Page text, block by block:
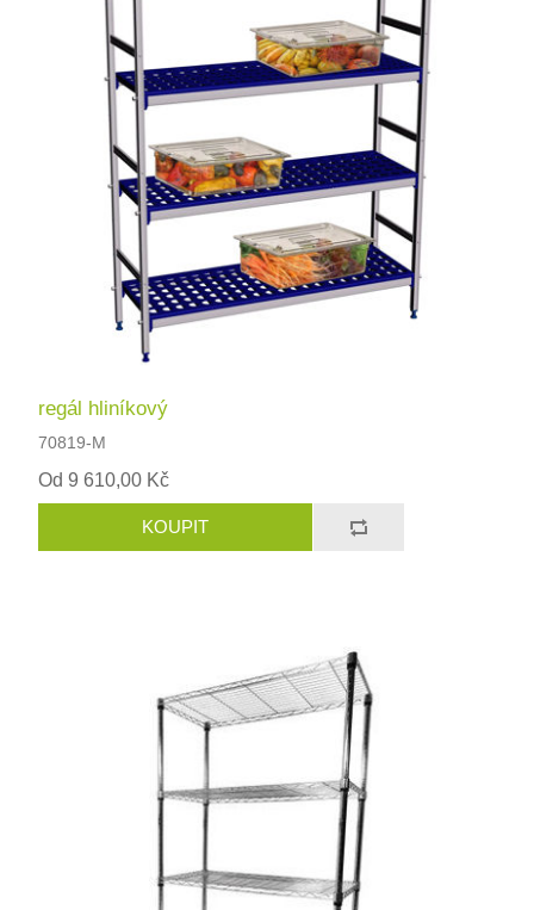
regál hliníkový
70819-M
Od 9 610,00 Kč